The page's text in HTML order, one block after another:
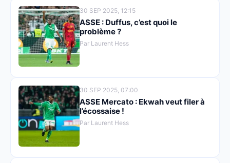
30 SEP 2025, 12:15
ASSE : Duffus, c’est quoi le
problème ?
Par Laurent Hess
30 SEP 2025, 07:00
ASSE Mercato : Ekwah veut filer à
l’écossaise !
Par Laurent Hess